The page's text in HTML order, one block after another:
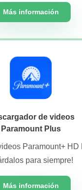
Más información
de videos
Paramount Plus
Paramount+ HD
para siempre!
Más información